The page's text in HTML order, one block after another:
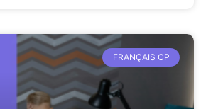
FRANÇAIS CP